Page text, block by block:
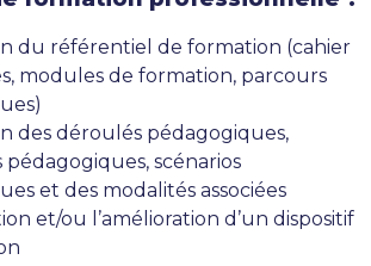
du référentiel de formation (cahier
modules de formation, parcours
des déroulés pédagogiques,
scénarios
et des modalités associées
et/ou l’amélioration d’un dispositif